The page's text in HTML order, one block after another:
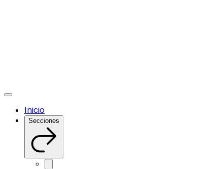
Inicio
Secciones